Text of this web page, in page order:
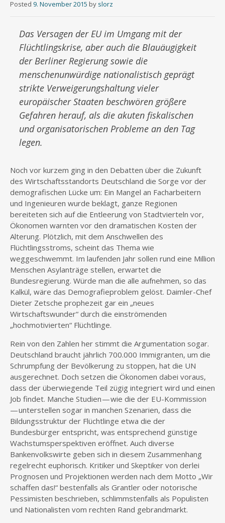
Posted 9. November 2015 by slorz
Das Versagen der EU im Umgang mit der
Flüchtlingskrise, aber auch die Blauäugigkeit
der Berliner Regierung sowie die
menschenunwürdige nationalistisch geprägt
strikte Verweigerungshaltung vieler
europäischer Staaten beschwören größere
Gefahren herauf, als die akuten fiskalischen
und organisatorischen Probleme an den Tag
legen.
Noch vor kurzem ging in den Debatten über die Zukunft
des Wirtschaftsstandorts Deutschland die Sorge vor der
demografischen Lücke um: Ein Mangel an Facharbeitern
und Ingenieuren wurde beklagt, ganze Regionen
bereiteten sich auf die Entleerung von Stadtvierteln vor,
Ökonomen warnten vor den dramatischen Kosten der
Alterung. Plötzlich, mit dem Anschwellen des
Flüchtlingsstroms, scheint das Thema wie
weggeschwemmt. Im laufenden Jahr sollen rund eine Million
Menschen Asylanträge stellen, erwartet die
Bundesregierung. Würde man die alle aufnehmen, so das
Kalkül, wäre das Demografieproblem gelöst. Daimler-Chef
Dieter Zetsche prophezeit gar ein „neues
Wirtschaftswunder“ durch die einströmenden
„hochmotivierten“ Flüchtlinge.
Rein von den Zahlen her stimmt die Argumentation sogar.
Deutschland braucht jährlich 700.000 Immigranten, um die
Schrumpfung der Bevölkerung zu stoppen, hat die UN
ausgerechnet. Doch setzen die Ökonomen dabei voraus,
dass der überwiegende Teil zügig integriert wird und einen
Job findet. Manche Studien — wie die der EU-Kommission
— unterstellen sogar in manchen Szenarien, dass die
Bildungsstruktur der Flüchtlinge etwa die der
Bundesbürger entspricht, was entsprechend günstige
Wachstumsperspektiven eröffnet. Auch diverse
Bankenvolkswirte geben sich in diesem Zusammenhang
regelrecht euphorisch. Kritiker und Skeptiker von derlei
Prognosen und Projektionen werden nach dem Motto „Wir
schaffen das!“ bestenfalls als Grantler oder notorische
Pessimisten beschrieben, schlimmstenfalls als Populisten
und Nationalisten vom rechten Rand gebrandmarkt.